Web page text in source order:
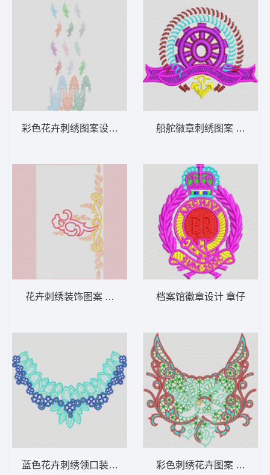
彩色花卉刺绣图案设计 提花窗帘
花卉刺绣装饰图案 衣摆花
蓝色花卉刺绣领口装饰 领
船舵徽章刺绣图案 章仔
档案馆徽章设计 章仔
彩色刺绣花卉图案 水溶领